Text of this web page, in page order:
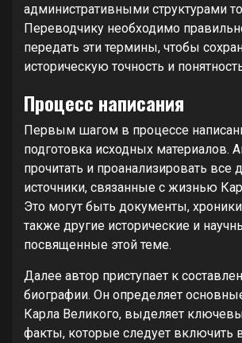
административными структурами
Переводчику необходимо
передать эти термины, чтобы
историческую точность и
Процесс написания
Первым шагом в процессе
подготовка исходных материалов.
прочитать и проанализировать все
источники, связанные с жизнью
Это могут быть документы,
также другие исторические и
посвященные этой теме.
Далее автор приступает к
биографии. Он определяет
Карла Великого, выделяет
факты, которые следует включить